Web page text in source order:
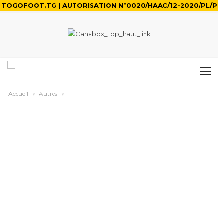
TOGOFOOT.TG | AUTORISATION N°0020/HAAC/12-2020/PL/P
Accueil Autres